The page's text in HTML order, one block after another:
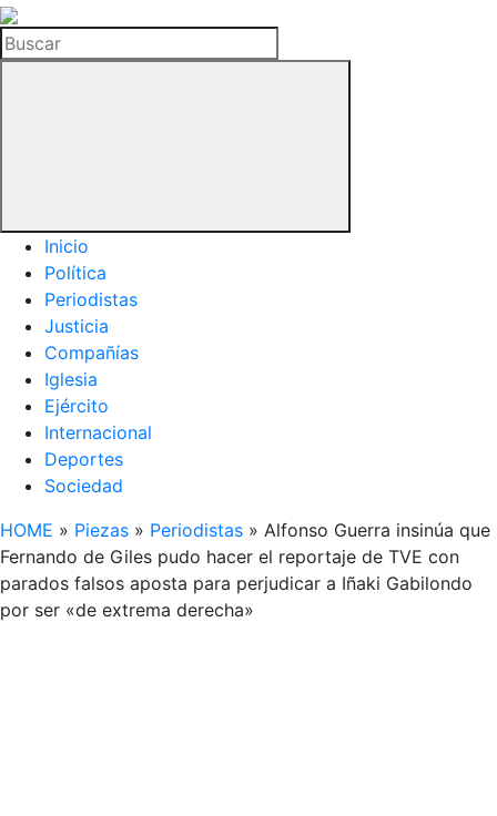
La
Hemeroteca
del
Buscar
Inicio
Política
Periodistas
Justicia
Compañías
Iglesia
Ejército
Internacional
Deportes
Sociedad
HOME » Piezas » Periodistas » Alfonso Guerra insinúa que
Fernando de Giles pudo hacer el reportaje de TVE con
parados falsos aposta para perjudicar a Iñaki Gabilondo
por ser «de extrema derecha»